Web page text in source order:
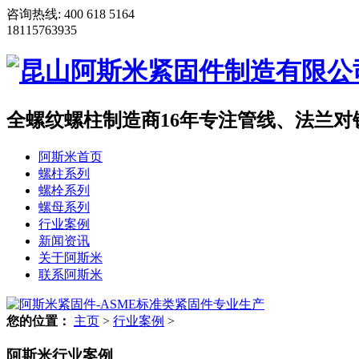
咨询热线: 400 618 5164
18115763935
全螺纹螺柱制造商16年专注管线、法兰
阿斯米首页
螺柱系列
螺栓系列
螺母系列
行业案例
新闻资讯
关于阿斯米
联系阿斯米
您的位置： 主页 > 行业案例 >
阿斯米行业案例